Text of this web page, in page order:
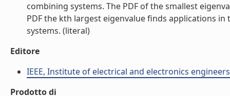
combining systems. The PDF of the smallest
PDF the kth largest eigenvalue finds applications
systems. (literal)
Editore
IEEE, Institute of electrical and electronics engineers
Prodotto di